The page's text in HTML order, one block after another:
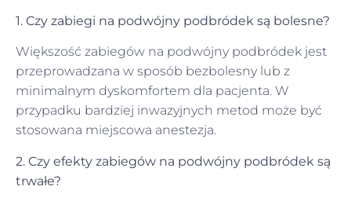
1. Czy zabiegi na podwójny podbródek są bolesne?
Większość zabiegów na podwójny podbródek jest
przeprowadzana w sposób bezbolesny lub z
minimalnym dyskomfortem dla pacjenta. W
przypadku bardziej inwazyjnych metod może być
stosowana miejscowa anestezja.
2. Czy efekty zabiegów na podwójny podbródek są
trwałe?